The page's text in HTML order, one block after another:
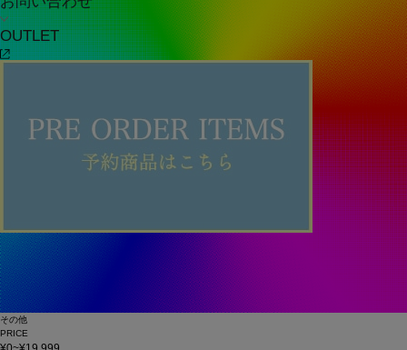
OUTLET
その他
PRICE